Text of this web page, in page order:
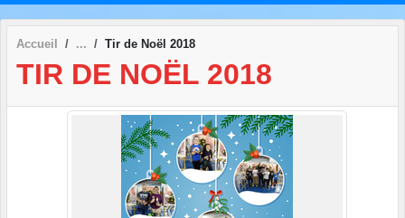
Accueil Tir de Noël 2018
TIR DE NOËL 2018